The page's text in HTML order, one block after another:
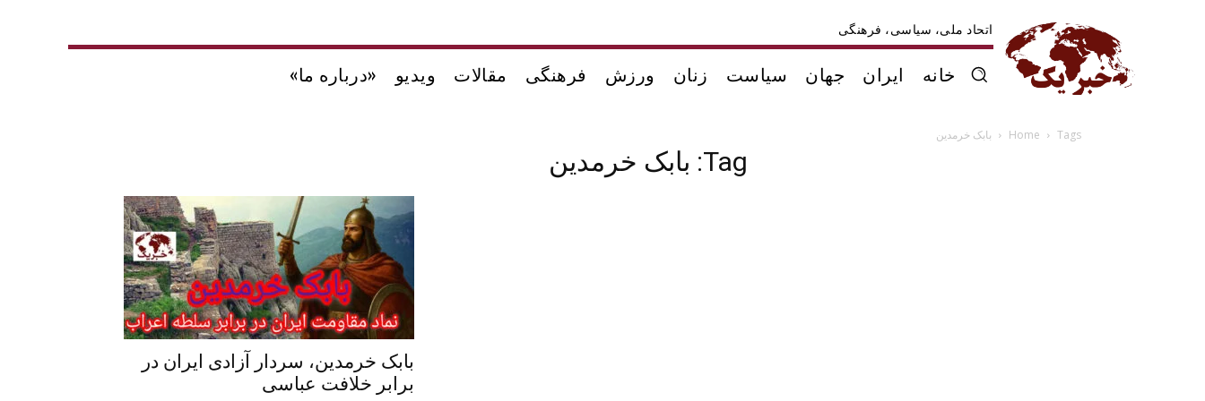
اتحاد ملی، سیاسی، فرهنگی
خانه ایران جهان سیاست زنان ورزش فرهنگی مقالات ویدیو «درباره ما»
Home Tags بابک خرمدین
Tag: بابک خرمدین
بابک خرمدین، سردار آزادی ایران در
برابر خلافت عباسی